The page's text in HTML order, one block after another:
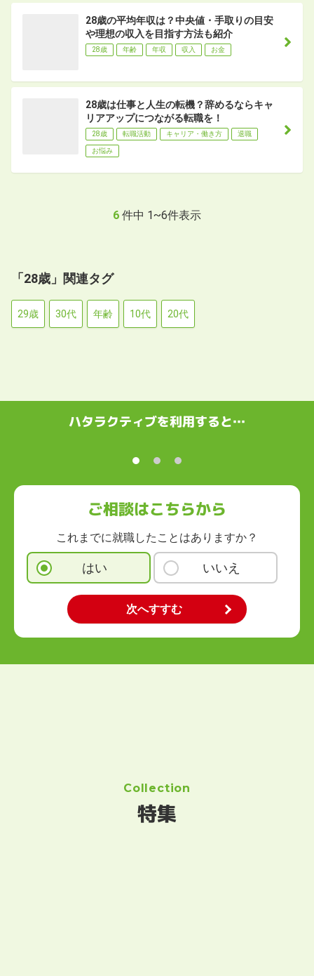
28歳の平均年収は？中央値・手取りの目安
や理想の収入を目指す方法も紹介
28歳 年齢 年収 収入 お金
28歳は仕事と人生の転機？辞めるならキャ
リアアップにつながる転職を！
28歳 転職活動 キャリア・働き方 退職
お悩み
6 件中 1~6件表示
「28歳」関連タグ
29歳 30代 年齢 10代 20代
ハタラクティブを利用すると…
ご相談はこちらから
これまでに就職したことはありますか？
はい いいえ
Collection
特集